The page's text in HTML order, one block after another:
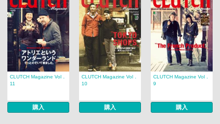
CLUTCH Magazine Vol．
11
購入
CLUTCH Magazine Vol．
10
購入
CLUTCH Magazine Vol．
9
購入